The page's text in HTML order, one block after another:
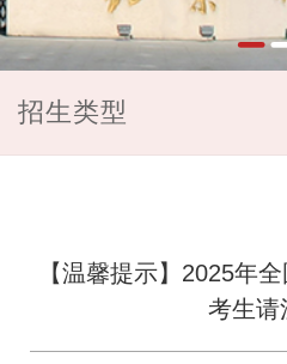
招生类型
【温馨提示】2025年
考生请